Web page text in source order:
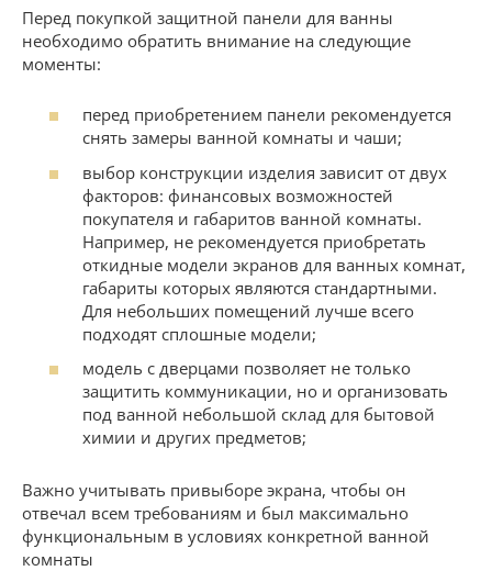
Перед покупкой защитной панели для ванны
необходимо обратить внимание на следующие
моменты:
перед приобретением панели рекомендуется
снять замеры ванной комнаты и чаши;
выбор конструкции изделия зависит от двух
факторов: финансовых возможностей
покупателя и габаритов ванной комнаты.
Например, не рекомендуется приобретать
откидные модели экранов для ванных комнат,
габариты которых являются стандартными.
Для небольших помещений лучше всего
подходят сплошные модели;
модель с дверцами позволяет не только
защитить коммуникации, но и организовать
под ванной небольшой склад для бытовой
химии и других предметов;
Важно учитывать привыборе экрана, чтобы он
отвечал всем требованиям и был максимально
функциональным в условиях конкретной ванной
комнаты